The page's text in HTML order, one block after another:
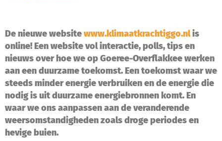
De nieuwe websitewww.klimaatkrachtiggo.nlis
online! Een website vol interactie, polls, tips en
nieuws over hoe we op Goeree-Overflakkee werken
aan een duurzame toekomst. Een toekomst waar we
steeds minder energie verbruiken en de energie die
nodig is uit duurzame energiebronnen komt. En
waar we ons aanpassen aan de veranderende
weersomstandigheden zoals droge periodes en
hevige buien.